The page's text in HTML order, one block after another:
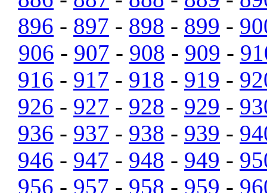
896 - 897 - 898 - 899 -
906 - 907 - 908 - 909 -
916 - 917 - 918 - 919 -
926 - 927 - 928 - 929 -
936 - 937 - 938 - 939 -
946 - 947 - 948 - 949 -
956 - 957 - 958 - 959 -